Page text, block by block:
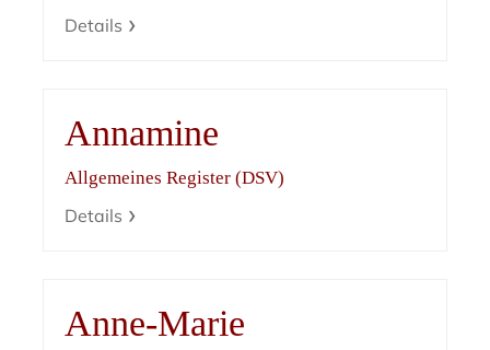
Details
Annamine
Allgemeines Register (DSV)
Details
Anne-Marie